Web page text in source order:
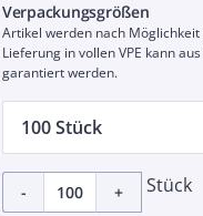
Verpackungsgrößen
Artikel werden nach Möglichkeit
Lieferung in vollen VPE kann
garantiert werden.
100 Stück
- + Stück